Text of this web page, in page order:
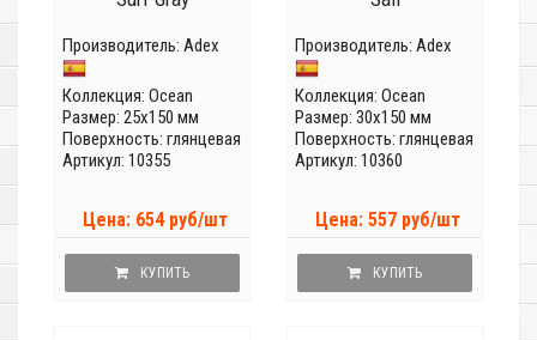
Производитель: Adex
Коллекция: Ocean
Размер: 25x150 мм
Поверхность: глянцевая
Артикул: 10355
Цена: 654 руб/шт
КУПИТЬ
Производитель: Adex
Коллекция: Ocean
Размер: 30x150 мм
Поверхность: глянцевая
Артикул: 10360
Цена: 557 руб/шт
КУПИТЬ